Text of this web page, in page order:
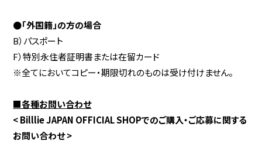
●「外国籍」の方の場合
B）パスポート
F）特別永住者証明書または在留カード
※全てにおいてコピー・期限切れのものは受け付けません。
■各種お問い合わせ
< Billlie JAPAN OFFICIAL SHOPでのご購入・ご応募に関する
お問い合わせ >